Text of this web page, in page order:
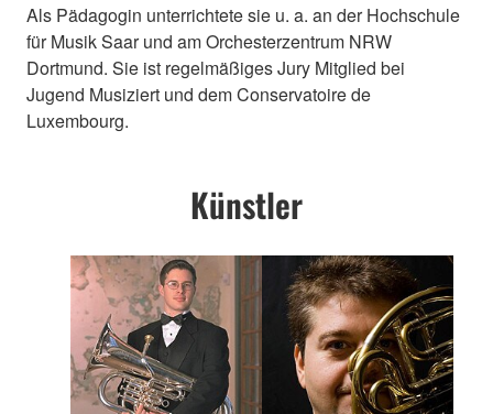
Als Pädagogin unterrichtete sie u. a. an der Hochschule
für Musik Saar und am Orchesterzentrum NRW
Dortmund. Sie ist regelmäßiges Jury Mitglied bei
Jugend Musiziert und dem Conservatoire de
Luxembourg.
Künstler